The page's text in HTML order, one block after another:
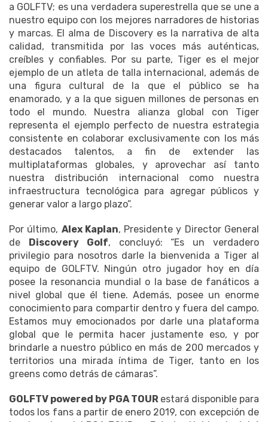
a GOLFTV; es una verdadera superestrella que se une a
nuestro equipo con los mejores narradores de historias
y marcas. El alma de Discovery es la narrativa de alta
calidad, transmitida por las voces más auténticas,
creíbles y confiables. Por su parte, Tiger es el mejor
ejemplo de un atleta de talla internacional, además de
una figura cultural de la que el público se ha
enamorado, y a la que siguen millones de personas en
todo el mundo. Nuestra alianza global con Tiger
representa el ejemplo perfecto de nuestra estrategia
consistente en colaborar exclusivamente con los más
destacados talentos, a fin de extender las
multiplataformas globales, y aprovechar así tanto
nuestra distribución internacional como nuestra
infraestructura tecnológica para agregar públicos y
generar valor a largo plazo”.
Por último, Alex Kaplan, Presidente y Director General
de Discovery Golf, concluyó: “Es un verdadero
privilegio para nosotros darle la bienvenida a Tiger al
equipo de GOLFTV. Ningún otro jugador hoy en día
posee la resonancia mundial o la base de fanáticos a
nivel global que él tiene. Además, posee un enorme
conocimiento para compartir dentro y fuera del campo.
Estamos muy emocionados por darle una plataforma
global que le permita hacer justamente eso, y por
brindarle a nuestro público en más de 200 mercados y
territorios una mirada íntima de Tiger, tanto en los
greens como detrás de cámaras”.
GOLFTV powered by PGA TOUR estará disponible para
todos los fans a partir de enero 2019, con excepción de